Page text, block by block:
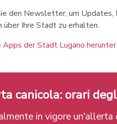
den Newsletter, um Updates,
über Ihre Stadt zu erhalten.
Apps der Stadt Lugano herunter
canicola: orari
in vigore